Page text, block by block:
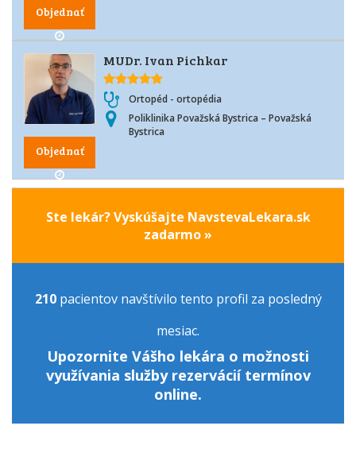
Objednať
Objednať
MUDr. Ivan Pichkar
Ortopéd - ortopédia
Poliklinika Považská Bystrica – Považská
Bystrica
Ste lekár? Vyskúšajte NavstevaLekara.sk
zadarmo »
210pacientov navštívilo tento profil za posledný
mesiac.
Upozornite Vášho lekára o možnosti
využívania služby rezervácií termínov
online.